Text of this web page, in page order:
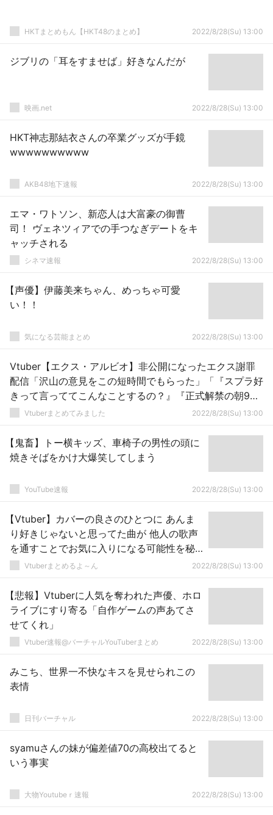
HKTまとめもん【HKT48のまとめ】 2022/8/28(Su) 13:00
ジブリの「耳をすませば」好きなんだが
映画.net 2022/8/28(Su) 13:00
HKT神志那結衣さんの卒業グッズが手鏡
wwwwwwwwww
AKB48地下速報 2022/8/28(Su) 13:00
エマ・ワトソン、新恋人は大富豪の御曹
司！ ヴェネツィアでの手つなぎデートをキ
ャッチされる
シネマ速報 2022/8/28(Su) 13:00
【声優】伊藤美来ちゃん、めっちゃ可愛
い！！
気になる芸能まとめ 2022/8/28(Su) 13:00
Vtuber【エクス・アルビオ】非公開になったエクス謝罪
配信「沢山の意見をこの短時間でもらった」「『スプラ好
きって言っててこんなことするの？』『正式解禁の朝9時
からやればよかったんじゃないの』ってあってその通りだ
Vtuberまとめてみました 2022/8/28(Su) 13:00
【鬼畜】トー横キッズ、車椅子の男性の頭に
焼きそばをかけ大爆笑してしまう
YouTube速報 2022/8/28(Su) 13:00
【Vtuber】カバーの良さのひとつに あんま
り好きじゃないと思ってた曲が 他人の歌声
を通すことでお気に入りになる可能性を秘
めてるってのがあるんだ
Vtuberまとめるよ～ん 2022/8/28(Su) 13:00
【悲報】Vtuberに人気を奪われた声優、ホロ
ライブにすり寄る「自作ゲームの声あてさ
せてくれ」
Vtuber速報@バーチャルYouTuberまとめ 2022/8/28(Su) 13:00
みこち、世界一不快なキスを見せられこの
表情
日刊バーチャル 2022/8/28(Su) 13:00
syamuさんの妹が偏差値70の高校出てると
いう事実
大物Youtubeｒ速報 2022/8/28(Su) 13:00